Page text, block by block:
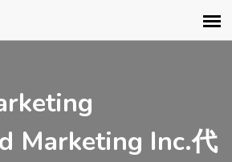
Marketing Inc.代